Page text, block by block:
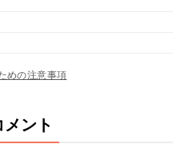
めの注意事項
ント